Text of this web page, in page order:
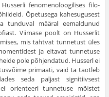
fenomenoloogilises filo­
Õpetusega kahesugusest
tunduval määral eemaldunud
Viimase poolt on Husserlit
mis tahtvat tunnetust üles
ja eitavat tunnetuse
pole põhjendatud. Husserl ei
primaati, vaid ta taotleb
seda paljast signitiivsest
orienteeri tunnetuse mõistet